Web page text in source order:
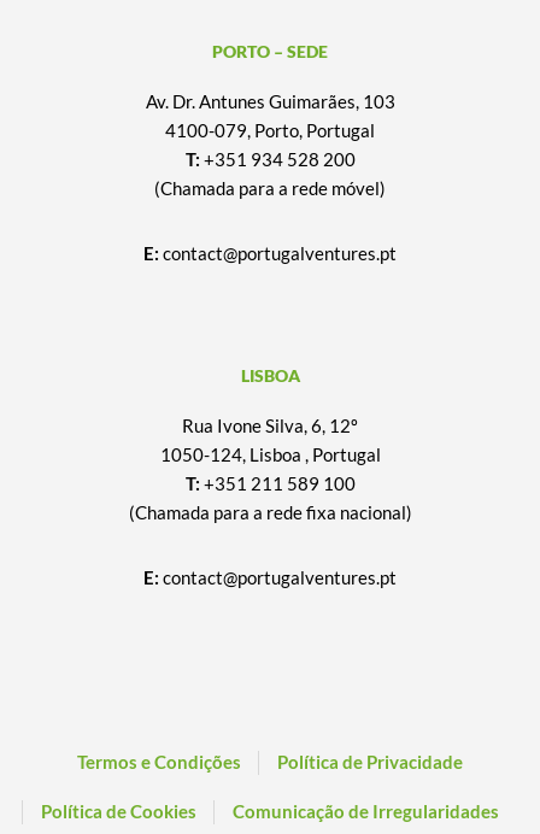
PORTO – SEDE
Av. Dr. Antunes Guimarães, 103
4100-079, Porto, Portugal
T: +351 934 528 200
(Chamada para a rede móvel)
E: contact@portugalventures.pt
LISBOA
Rua Ivone Silva, 6, 12º
1050-124, Lisboa , Portugal
T: +351 211 589 100
(Chamada para a rede fixa nacional)
E: contact@portugalventures.pt
Termos e Condições Política de Privacidade
Política de Cookies Comunicação de Irregularidades